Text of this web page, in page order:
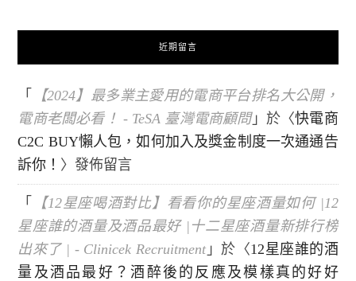
近期留言
「
【2024】最多業主愛用的電商平台排名大公開，
電商老闆必看！ - TeSA 臺灣電商顧問」於〈快電商
C2C BUY懶人包，如何加入及獎金制度一次通通告
訴你！ 〉發佈留言
「
【12星座喝酒對比】看看你的星座酒量如何 |12
星座誰的酒量及酒品最好 |十二星座酒量新排行榜
出來了 | - Clinicek Recruitment 」於〈12星座誰的酒
量及酒品最好？酒醉後的反應及模樣真的好好